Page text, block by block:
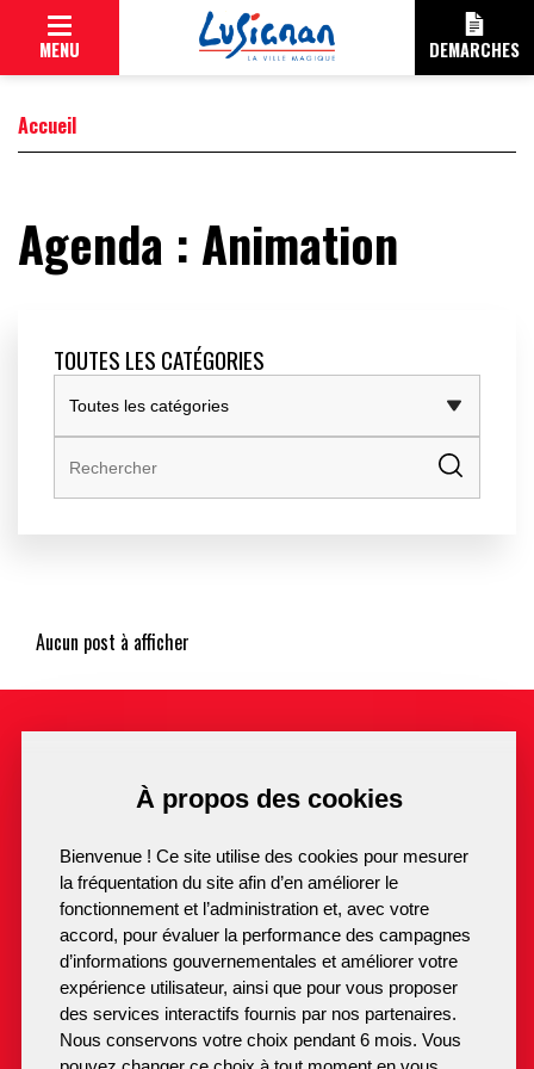
Cookies management panel
À propos des cookies
Bienvenue ! Ce site utilise des cookies pour mesurer
la fréquentation du site afin d’en améliorer le
fonctionnement et l’administration et, avec votre
accord, pour évaluer la performance des campagnes
d’informations gouvernementales et améliorer votre
expérience utilisateur, ainsi que pour vous proposer
des services interactifs fournis par nos partenaires.
Nous conservons votre choix pendant 6 mois. Vous
MENU DEMARCHES
CITOYENNE
ÉLUS
DÉLIBÉRATIONS
COMMISSIONS
CONSEIL DES JEUNES
SUR LES TRACES DE MÉLUSINE
HISTOIRE
PATRIMOINE
LUSIGNAN, PETITE CITÉ DE CARACTÈRE
PATRIMOINE – FICHES PRATIQUES
Accueil
Agenda : Animation
TOUTES LES CATÉGORIES
Aucun post à afficher
Suivez-nous
Mairie de Lusignan
2 Place du 8 Mai 1945
86600 Lusignan
05 49 43 31 48
Contact